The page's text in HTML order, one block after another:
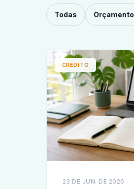
Todas Orçamento
CRÉDITO
23 DE JUN. DE 2026